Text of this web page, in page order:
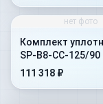
нет фото
Комплект
SP-B8-CC-125/90
111 318 ₽